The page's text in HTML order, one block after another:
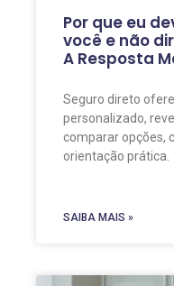
Por que eu
você e não
A Resposta
Seguro direto
personalizado,
comparar opções,
orientação prática.
SAIBA MAIS »